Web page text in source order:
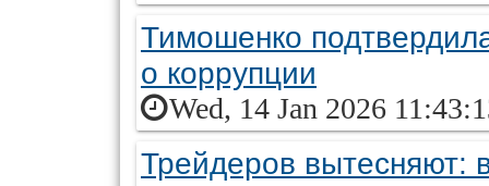
Тимошенко
о коррупции
Wed, 14 Jan 2026
Трейдеров вытесняют: